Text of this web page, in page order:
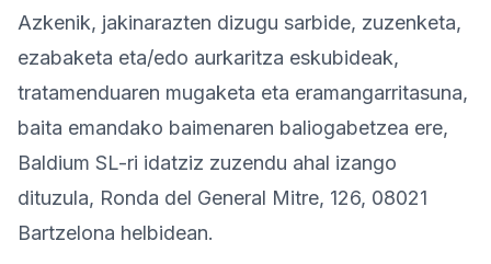
Azkenik, jakinarazten dizugu sarbide, zuzenketa,
ezabaketa eta/edo aurkaritza eskubideak,
tratamenduaren mugaketa eta eramangarritasuna,
baita emandako baimenaren baliogabetzea ere,
Baldium SL-ri idatziz zuzendu ahal izango
dituzula, Ronda del General Mitre, 126, 08021
Bartzelona helbidean.